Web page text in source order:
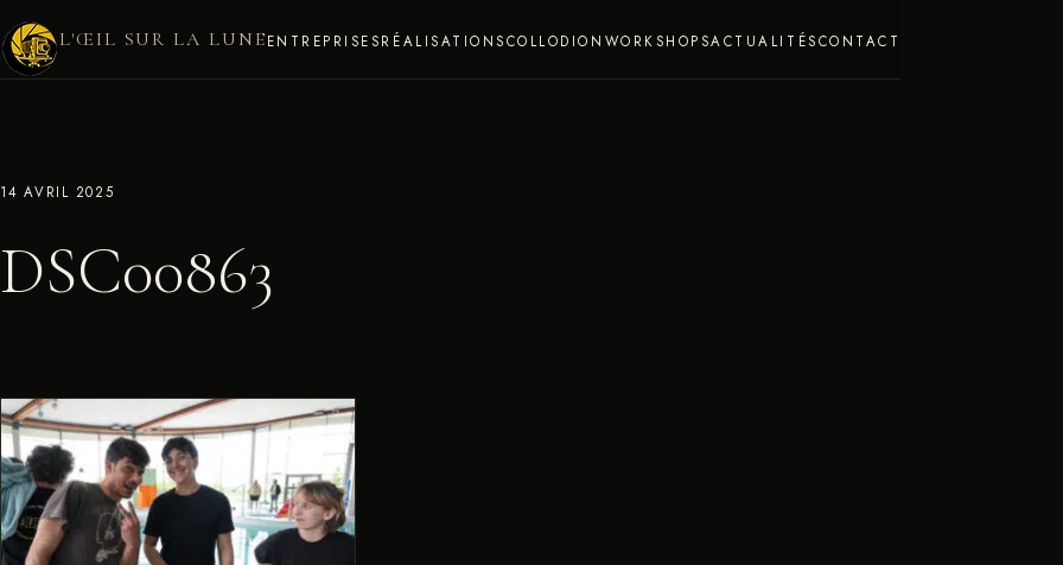
L'ŒIL SUR LA LUNEENTREPRISESRÉALISATIONSCOLLODION WORKSHOPSACTUALITÉSCONTACT
14 AVRIL 2025
DSC00863